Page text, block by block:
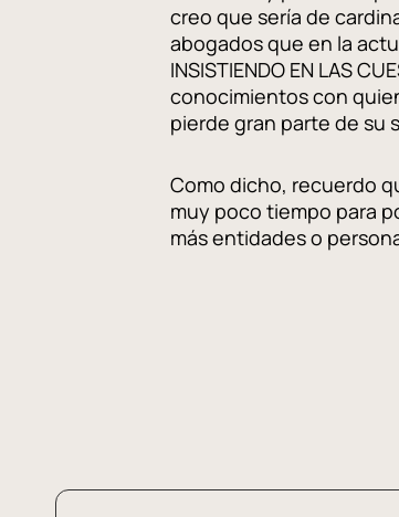
creo que sería de
abogados que en la
INSISTIENDO EN LAS
conocimientos con
pierde gran parte de su
Como dicho, recuerdo
muy poco tiempo para
más entidades o